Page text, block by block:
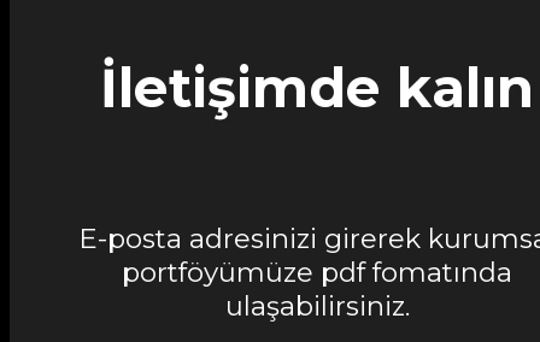
İletişimde kalın
E-posta adresinizi girerek
portföyümüze pdf fomatında
ulaşabilirsiniz.